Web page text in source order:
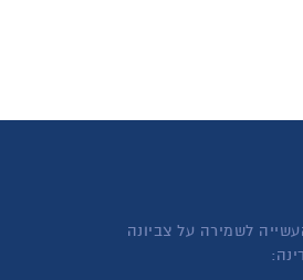
לשמירה על צביונה